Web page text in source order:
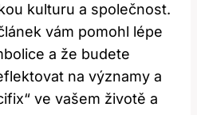
kulturu a společnost.
vám pomohl lépe
a že budete
na významy a
ve vašem životě a